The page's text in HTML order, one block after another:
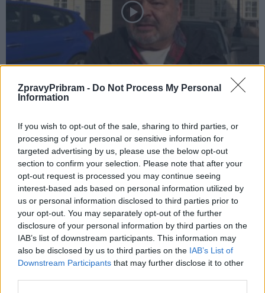
ZpravyPribram - Do Not Process My Personal
Information
If you wish to opt-out of the sale, sharing to third parties, or
processing of your personal or sensitive information for
targeted advertising by us, please use the below opt-out
section to confirm your selection. Please note that after your
opt-out request is processed you may continue seeing
interest-based ads based on personal information utilized by
us or personal information disclosed to third parties prior to
your opt-out. You may separately opt-out of the further
disclosure of your personal information by third parties on the
IAB’s list of downstream participants. This information may
also be disclosed by us to third parties on the IAB’s List of
Downstream Participants that may further disclose it to other
Opozice chtěla ulevit handicapovaným při
parkování, ale narazila u koalice
PŘÍBRAM - Na posledním jednání zastupitelstva chtěla Šance pro
Příbram ulevit držitelům průkazů ZTP a ZTP/P od poplatku za
parkování. To však vyvolalo bouřlivou debatu,...